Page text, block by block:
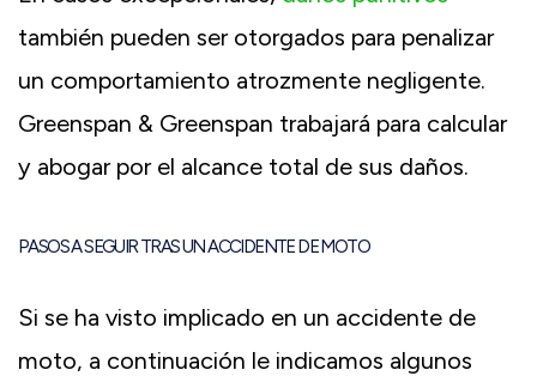
también pueden ser otorgados para penalizar
un comportamiento atrozmente negligente.
Greenspan & Greenspan trabajará para calcular
y abogar por el alcance total de sus daños.
PASOS A SEGUIR TRAS UN ACCIDENTE DE MOTO
Si se ha visto implicado en un accidente de
moto, a continuación le indicamos algunos